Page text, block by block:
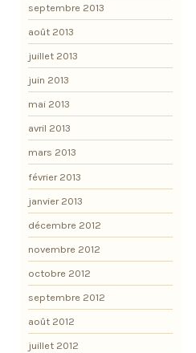
septembre 2013
août 2013
juillet 2013
juin 2013
mai 2013
avril 2013
mars 2013
février 2013
janvier 2013
décembre 2012
novembre 2012
octobre 2012
septembre 2012
août 2012
juillet 2012